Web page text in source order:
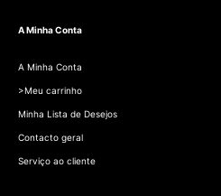
A Minha Conta
A Minha Conta
>Meu carrinho
Minha Lista de Desejos
Contacto geral
Serviço ao cliente